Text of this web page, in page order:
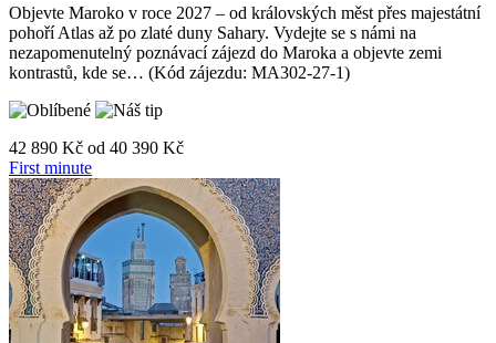
Objevte Maroko v roce 2027 – od královských měst přes majestátní
pohoří Atlas až po zlaté duny Sahary. Vydejte se s námi na
nezapomenutelný poznávací zájezd do Maroka a objevte zemi
kontrastů, kde se… (Kód zájezdu: MA302-27-1)
42 890 Kč od 40 390 Kč
First minute